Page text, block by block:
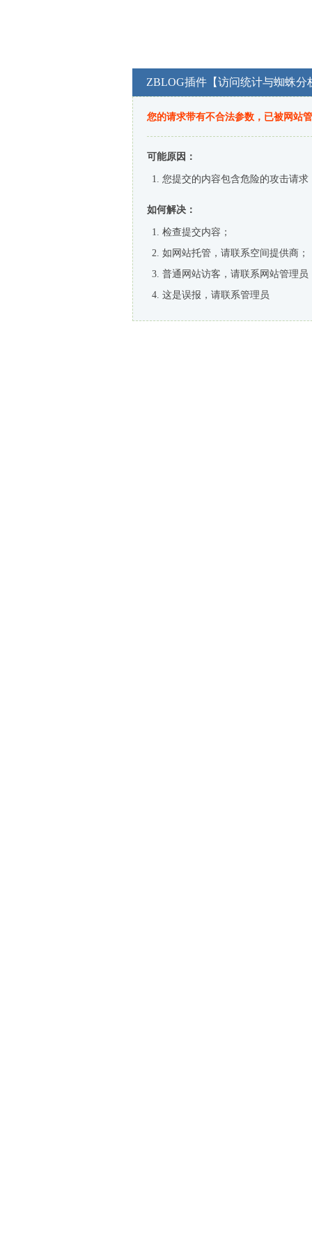
ZBLOG插件【访问统计与蜘蛛分
您的请求带有不合法参数，已被网站
可能原因：
您提交的内容包含危险的攻击请求
如何解决：
检查提交内容；
如网站托管，请联系空间提供商；
普通网站访客，请联系网站管理员
这是误报，请联系管理员